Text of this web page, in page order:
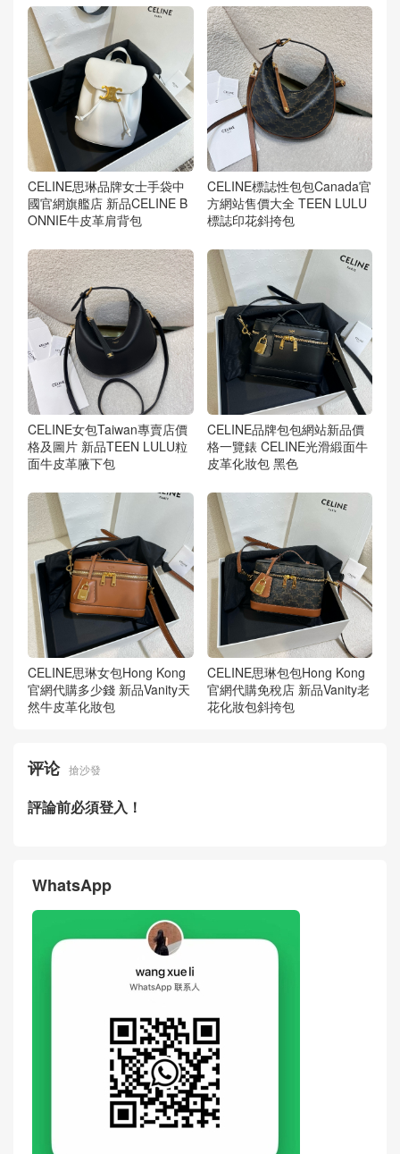
CELINE思琳品牌女士手袋中
國官網旗艦店 新品CELINE B
ONNIE牛皮革肩背包
CELINE標誌性包包Canada官
方網站售價大全 TEEN LULU
標誌印花斜挎包
CELINE女包Taiwan專賣店價
格及圖片 新品TEEN LULU粒
面牛皮革腋下包
CELINE品牌包包網站新品價
格一覽錶 CELINE光滑緞面牛
皮革化妝包 黑色
CELINE思琳女包Hong Kong
官網代購多少錢 新品Vanity天
然牛皮革化妝包
CELINE思琳包包Hong Kong
官網代購免稅店 新品Vanity老
花化妝包斜挎包
评论 搶沙發
評論前必須登入！
WhatsApp